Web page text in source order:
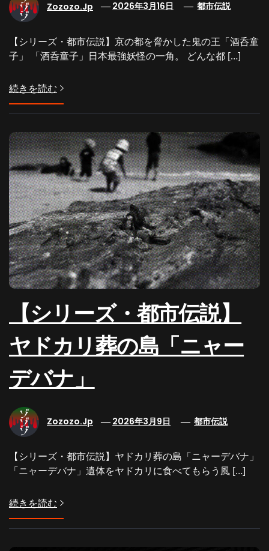
Zozozo.jp 2026年3月16日 都市伝説
【シリーズ・都市伝説】京の都を脅かした鬼の王「酒呑童
子」 「酒呑童子」日本最強妖怪の一角。 どんな都 […]
続きを読む
【シリーズ・都市伝説】
ヤドカリ葬の島「ニャー
デバナ」
Zozozo.jp 2026年3月9日 都市伝説
【シリーズ・都市伝説】ヤドカリ葬の島「ニャーデバナ」
「ニャーデバナ」遺体をヤドカリに食べてもらう風 […]
続きを読む